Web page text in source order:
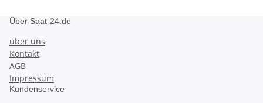
Über Saat-24.de
über uns
Kontakt
AGB
Impressum
Kundenservice